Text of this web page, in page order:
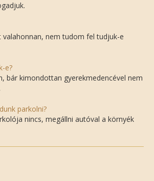
valahonnan, nem tudom fel tudjuk-e
e?
bár kimondottan gyerekmedencével nem
parkolni?
nincs, megállni autóval a környék